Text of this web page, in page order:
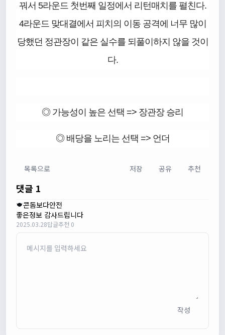
꿔서 5라운드 첫번째 일정에서 리턴매치를 펼친다.
4라운드 맞대결에서 피치의 이동 공격에 너무 많이
당했던 정관장이 같은 실수를 되풀이하지 않을 것이
다.
◎ 가능성이 높은 선택 => 장관장 승리
◎ 배당을 노리는 선택 => 언더
목록으로 저장 공유 추천
댓글 1
콘돔보다안전
좋은정보 감사드립니다
2025.03.28답글추천 0
작성